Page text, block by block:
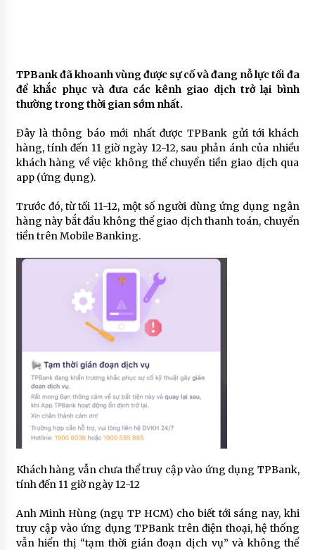
TPBank đã khoanh vùng được sự cố và đang nỗ lực tối đa
để khắc phục và đưa các kênh giao dịch trở lại bình
thường trong thời gian sớm nhất.
Đây là thông báo mới nhất được TPBank gửi tới khách
hàng, tính đến 11 giờ ngày 12-12, sau phản ánh của nhiều
khách hàng về việc không thể chuyển tiền giao dịch qua
app (ứng dụng).
Trước đó, từ tối 11-12, một số người dùng ứng dụng ngân
hàng này bắt đầu không thể giao dịch thanh toán, chuyển
tiền trên Mobile Banking.
Khách hàng vẫn chưa thể truy cập vào ứng dụng TPBank,
tính đến 11 giờ ngày 12-12
Anh Minh Hùng (ngụ TP HCM) cho biết tới sáng nay, khi
truy cập vào ứng dụng TPBank trên điện thoại, hệ thống
vẫn hiển thị “tạm thời gián đoạn dịch vụ” và không thể